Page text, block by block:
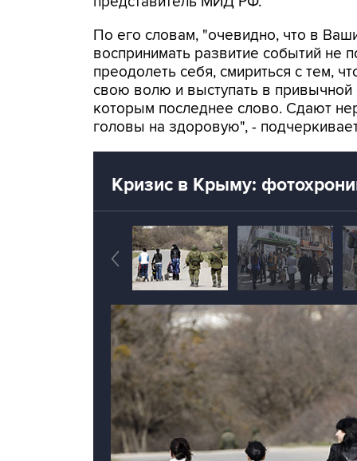
По его словам, "очевидно, что в
воспринимать развитие событий не
преодолеть себя, смириться с тем,
свою волю и выступать в
которым последнее слово. Сдают
головы на здоровую", -
Кризис в Крыму: